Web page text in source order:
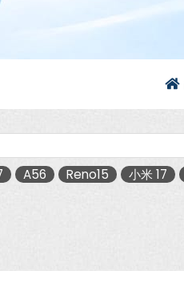
A56 Reno15 小米 17